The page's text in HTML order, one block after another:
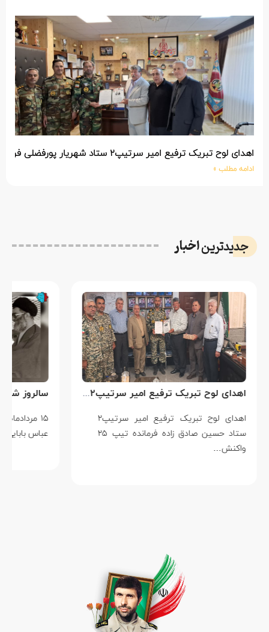
اهدای لوح تبریک ترفیع امیر سرتیپ۲ ستاد شهریار پورفضلی فرمانده تیپ ۳۶۴ شهید نصیرزاده نزاجا مستقر در مهاباد
ادامه مطلب »
جدیدتریناخبار
اهدای لوح تبریک ترفیع امیر سرتیپ۲ ستاد حسین صادق زاده فرمانده تیپ ۲۵ واکنش سریع شهید آبگون نزاجا مستقر در تبریز
اهدای لوح تبریک ترفیع امیر سرتیپ۲
ستاد حسین صادق زاده فرمانده تیپ ۲۵
واکنش…
۱۵
عباس بابایی